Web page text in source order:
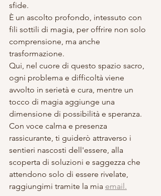
sfide.
È un ascolto profondo, intessuto con
fili sottili di magia, per offrire non solo
comprensione, ma anche
trasformazione.
Qui, nel cuore di questo spazio sacro,
ogni problema e difficoltà viene
avvolto in serietà e cura, mentre un
tocco di magia aggiunge una
dimensione di possibilità e speranza.
Con voce calma e presenza
rassicurante, ti guiderò attraverso i
sentieri nascosti dell'essere, alla
scoperta di soluzioni e saggezza che
attendono solo di essere rivelate,
raggiungimi tramite la mia email.